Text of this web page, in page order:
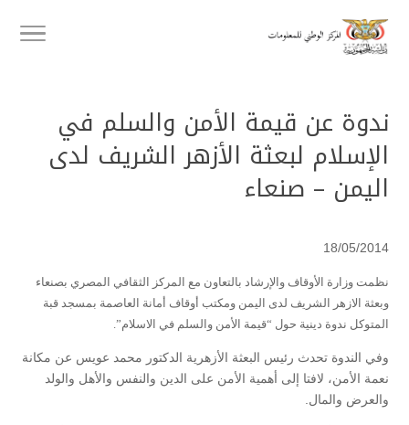
ندوة عن قيمة الأمن والسلم في
الإسلام لبعثة الأزهر الشريف لدى
اليمن – صنعاء
18/05/2014
نظمت وزارة الأوقاف والإرشاد بالتعاون مع المركز الثقافي المصري بصنعاء
وبعثة الازهر الشريف لدى اليمن ومكتب أوقاف أمانة العاصمة بمسجد قبة
المتوكل ندوة دينية حول “قيمة الأمن والسلم في الاسلام”.
وفي الندوة تحدث رئيس البعثة الأزهرية الدكتور محمد عويس عن مكانة
نعمة الأمن، لافتا إلى أهمية الأمن على الدين والنفس والأهل والولد
والعرض والمال.